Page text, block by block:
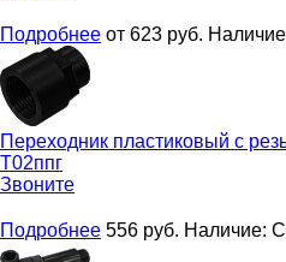
Подробнее от 623 руб.
Переходник пластиковый с
Т02ппг
Звоните
Подробнее 556 руб. Наличие: